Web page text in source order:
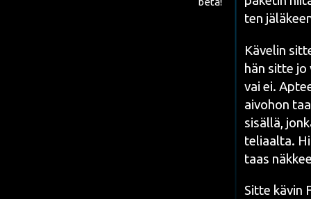
ten
Käve­lin
hän sit­te jo
vai ei.
aivo­hon
sisäl­lä,
te­li­aal­ta.
taas
Sit­te kävin